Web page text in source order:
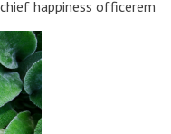
happiness officerem